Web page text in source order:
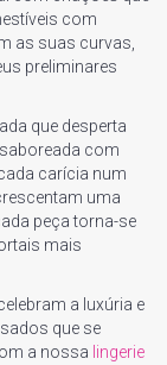
com
as suas curvas,
preliminares
que desperta
com
carícia num
uma
peça torna-se
mais
a luxúria e
que se
a nossa lingerie